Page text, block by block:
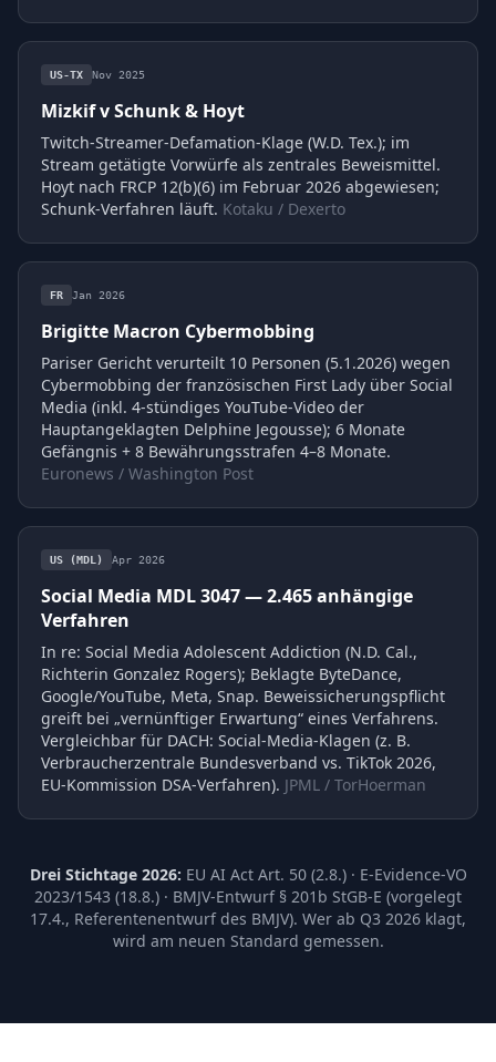
US-TX Nov 2025
Mizkif v Schunk & Hoyt
Twitch-Streamer-Defamation-Klage (W.D. Tex.); im
Stream getätigte Vorwürfe als zentrales Beweismittel.
Hoyt nach FRCP 12(b)(6) im Februar 2026 abgewiesen;
Schunk-Verfahren läuft. Kotaku / Dexerto
FR Jan 2026
Brigitte Macron Cybermobbing
Pariser Gericht verurteilt 10 Personen (5.1.2026) wegen
Cybermobbing der französischen First Lady über Social
Media (inkl. 4-stündiges YouTube-Video der
Hauptangeklagten Delphine Jegousse); 6 Monate
Gefängnis + 8 Bewährungsstrafen 4–8 Monate.
Euronews / Washington Post
US (MDL) Apr 2026
Social Media MDL 3047 — 2.465 anhängige
Verfahren
In re: Social Media Adolescent Addiction (N.D. Cal.,
Richterin Gonzalez Rogers); Beklagte ByteDance,
Google/YouTube, Meta, Snap. Beweissicherungspflicht
greift bei „vernünftiger Erwartung“ eines Verfahrens.
Vergleichbar für DACH: Social-Media-Klagen (z. B.
Verbraucherzentrale Bundesverband vs. TikTok 2026,
EU-Kommission DSA-Verfahren). JPML / TorHoerman
Drei Stichtage 2026: EU AI Act Art. 50 (2.8.) · E-Evidence-VO
2023/1543 (18.8.) · BMJV-Entwurf § 201b StGB-E (vorgelegt
17.4., Referentenentwurf des BMJV). Wer ab Q3 2026 klagt,
wird am neuen Standard gemessen.